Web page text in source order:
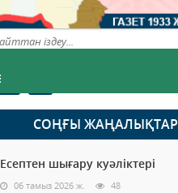
СОҢҒЫ ЖАҢАЛЫҚТАР
Есептен шығару куәліктері
06 тамыз 2026 ж. 48